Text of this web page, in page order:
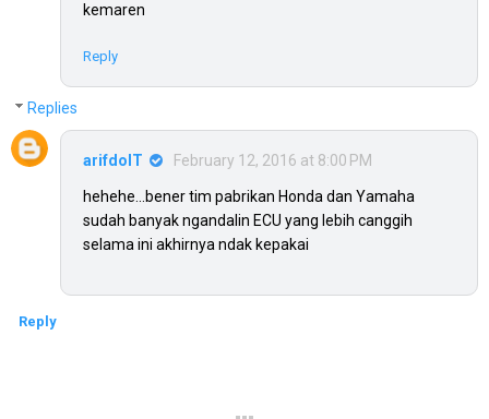
kemaren
Reply
Replies
arifdoIT February 12, 2016 at 8:00 PM
hehehe...bener tim pabrikan Honda dan Yamaha
sudah banyak ngandalin ECU yang lebih canggih
selama ini akhirnya ndak kepakai
Reply